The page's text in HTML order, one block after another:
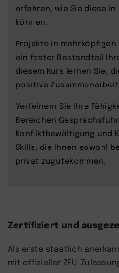
erfahren, wie Sie diese
können.
Projekte in
ein fester Bestandteil
diesem Kurs lernen Sie,
positive
Verfeinern Sie Ihre
Bereichen
Konfliktbewältigung und
Skills, die Ihnen sowohl
privat zugutekommen.
Zertifiziert und
Als erste staatlich
mit offizieller ZFU-